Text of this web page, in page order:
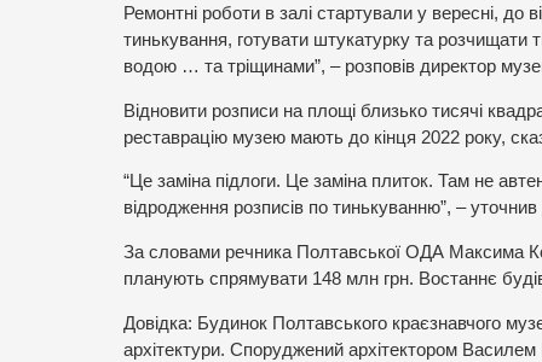
Ремонтні роботи в залі стартували у вересні, до
тинькування, готувати штукатурку та розчищати
водою … та тріщинами”, – розповів директор
Відновити розписи на площі близько тисячі
реставрацію музею мають до кінця 2022 року,
“Це заміна підлоги. Це заміна плиток. Там не
відродження розписів по тинькуванню”, –
За словами речника Полтавської ОДА Максима
планують спрямувати 148 млн грн. Востаннє
Довідка: Будинок Полтавського краєзнавчого
архітектури. Споруджений архітектором